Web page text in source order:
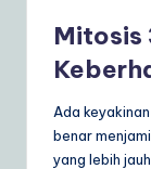
Mitosis
Ada
benar
yang lebih